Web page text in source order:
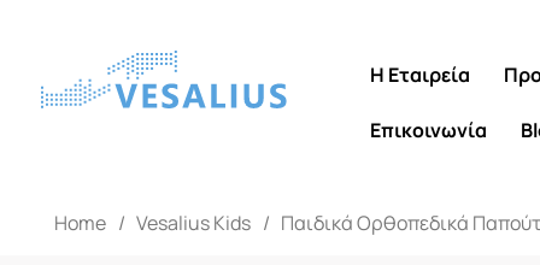
Η Εταιρεία
Επικοινωνία
Home / Vesalius Kids / Παιδικά Ορθοπεδικά